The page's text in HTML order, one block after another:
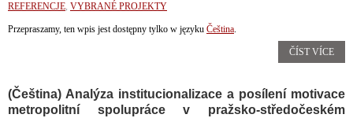
REFERENCJE, VYBRANÉ PROJEKTY
Przepraszamy, ten wpis jest dostępny tylko w języku Čeština.
ČÍST VÍCE
(Čeština) Analýza institucionalizace a posílení motivace
metropolitní spolupráce v pražsko-středočeském